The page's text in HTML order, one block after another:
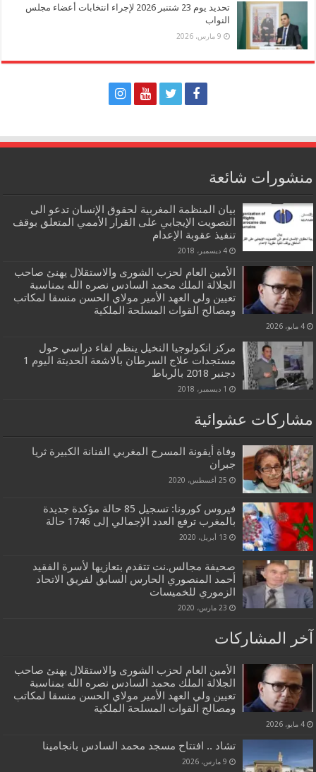
تحديد يوم 23 شتنبر 2026 لإجراء انتخابات أعضاء مجلس
النواب
9 مارس، 2026
منشورات شائعة
بيان المنظمة المغربية لحقوق الإنسان تدعو الى
التصويت الإيجابي على القرار الأممي المتعلق بوقف
تنفيذ عقوبة الإعدام
4 ديسمبر، 2018
الأمين العام لحزب الشورى والاستقلال يهنئ صاحب
الجلالة الملك محمد السادس نصره الله بمناسبة
تعيين ولي العهد الأمير مولاي الحسن منسقا لمكاتب
ومصالح القوات المسلحة الملكية
4 مايو، 2026
مركز انكولوجيا النخيل ينظم لقاء دراسي حول
مستجدات علاج السرطان بالاشعة الحديتة اليوم 1
دجنبر 2018 بالرباط
1 ديسمبر، 2018
مشاركات عشوائية
وفاة أيقونة المسرح المغربي الفنانة الكبيرة ثريا
جبران
25 أغسطس، 2020
فيروس كورونا: تسجيل 85 حالة مؤكدة جديدة
بالمغرب ترفع العدد الإجمالي إلى 1746 حالة
13 أبريل، 2020
صحيفة مجالس.نت تتقدم بتعازيها لأسرة الفقيد
أحمد المنصوري الحارس السابق لفريق الاتحاد
الزموري للخميسات
23 مارس، 2020
آخر المشاركات
الأمين العام لحزب الشورى والاستقلال يهنئ صاحب
الجلالة الملك محمد السادس نصره الله بمناسبة
تعيين ولي العهد الأمير مولاي الحسن منسقا لمكاتب
ومصالح القوات المسلحة الملكية
4 مايو، 2026
تشاد .. افتتاح مسجد محمد السادس بانجامينا
9 مارس، 2026